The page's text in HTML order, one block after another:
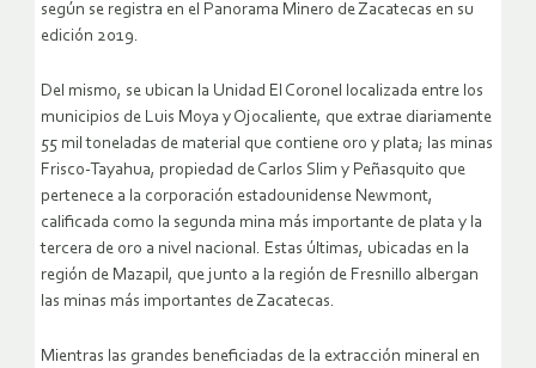
según se registra en el Panorama Minero de Zacatecas en su
edición 2019.
Del mismo, se ubican la Unidad El Coronel localizada entre los
municipios de Luis Moya y Ojocaliente, que extrae diariamente
55 mil toneladas de material que contiene oro y plata; las minas
Frisco-Tayahua, propiedad de Carlos Slim y Peñasquito que
pertenece a la corporación estadounidense Newmont,
calificada como la segunda mina más importante de plata y la
tercera de oro a nivel nacional. Estas últimas, ubicadas en la
región de Mazapil, que junto a la región de Fresnillo albergan
las minas más importantes de Zacatecas.
Mientras las grandes beneficiadas de la extracción mineral en